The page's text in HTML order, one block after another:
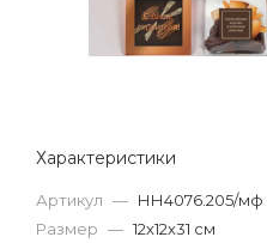
Характеристики
Артикул — НН4076.205/мф
Размер — 12х12х31 см